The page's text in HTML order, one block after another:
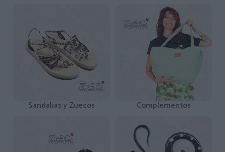
Sandalias y Zuecos Complementos